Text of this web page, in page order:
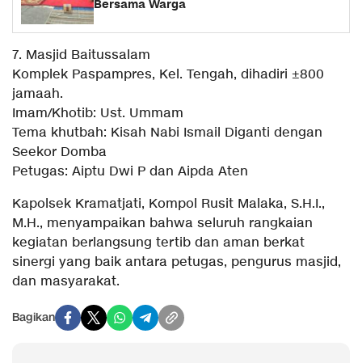
Bersama Warga
7. Masjid Baitussalam
Komplek Paspampres, Kel. Tengah, dihadiri ±800
jamaah.
Imam/Khotib: Ust. Ummam
Tema khutbah: Kisah Nabi Ismail Diganti dengan
Seekor Domba
Petugas: Aiptu Dwi P dan Aipda Aten
Kapolsek Kramatjati, Kompol Rusit Malaka, S.H.I.,
M.H., menyampaikan bahwa seluruh rangkaian
kegiatan berlangsung tertib dan aman berkat
sinergi yang baik antara petugas, pengurus masjid,
dan masyarakat.
Bagikan